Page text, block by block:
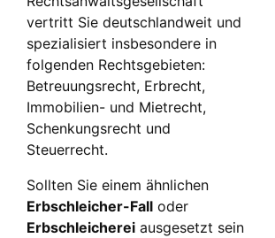
vertritt Sie deutschlandweit und
spezialisiert insbesondere in
folgenden Rechtsgebieten:
Betreuungsrecht, Erbrecht,
Immobilien- und Mietrecht,
Schenkungsrecht und
Steuerrecht.
Sollten Sie einem ähnlichen
Erbschleicher-Fall oder
Erbschleicherei ausgesetzt sein